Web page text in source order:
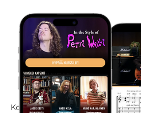
Kokeile
Kokeilemalla ilmaiseksi saat koko